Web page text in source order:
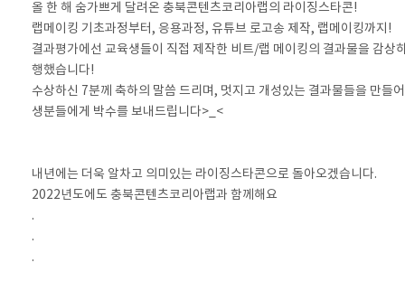
올 한 해 숨가쁘게 달려온 충북콘텐츠코리아랩의 라이징스타콘!
랩메이킹 기초과정부터, 응용과정, 유튜브 로고송 제작, 랩메이킹까지!
결과평가에선 교육생들이 직접 제작한 비트/랩 메이킹의 결과물을 감상
행했습니다!
수상하신 7분께 축하의 말씀 드리며, 멋지고 개성있는 결과물들을 만들
생분들에게 박수를 보내드립니다>_<
내년에는 더욱 알차고 의미있는 라이징스타콘으로 돌아오겠습니다.
2022년도에도 충북콘텐츠코리아랩과 함께해요
.
.
.⠀